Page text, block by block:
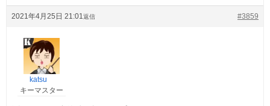
2021年4月25日 21:01 #3859
返信
katsu
キーマスター